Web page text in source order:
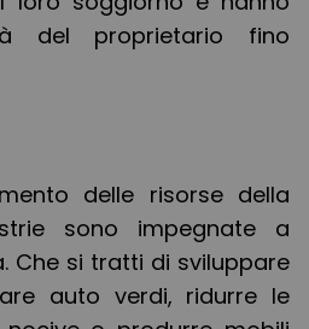
del proprietario fino
delle risorse della
sono impegnate a
Che si tratti di sviluppare
auto verdi, ridurre le